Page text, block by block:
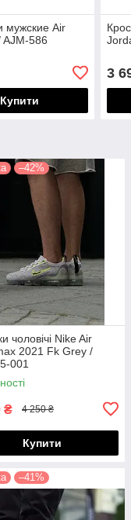
мужские Air
586
Купити
3
–42%
чоловічі Nike Air
2021 Fk Grey /
001
₴ 4 250 ₴
Купити
–41%